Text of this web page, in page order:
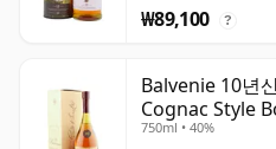
₩89,100 ?
Balvenie 10년
Cognac Style
750ml • 40%